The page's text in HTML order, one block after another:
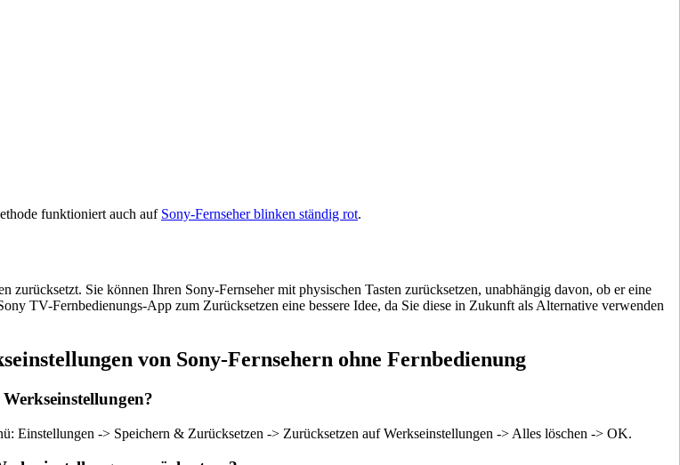
funktioniert auch auf Sony-Fernseher blinken ständig rot.
Sie können Ihren Sony-Fernseher mit physischen Tasten zurücksetzen, unabhängig davon, ob er eine
TV-Fernbedienungs-App zum Zurücksetzen eine bessere Idee, da Sie diese in Zukunft als Alternative verwenden
von Sony-Fernsehern ohne Fernbedienung
Einstellungen -> Speichern & Zurücksetzen -> Zurücksetzen auf Werkseinstellungen -> Alles löschen -> OK.